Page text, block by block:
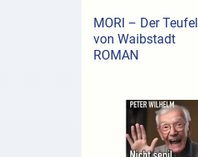
MORI – Der Teufel
von Waibstadt
ROMAN